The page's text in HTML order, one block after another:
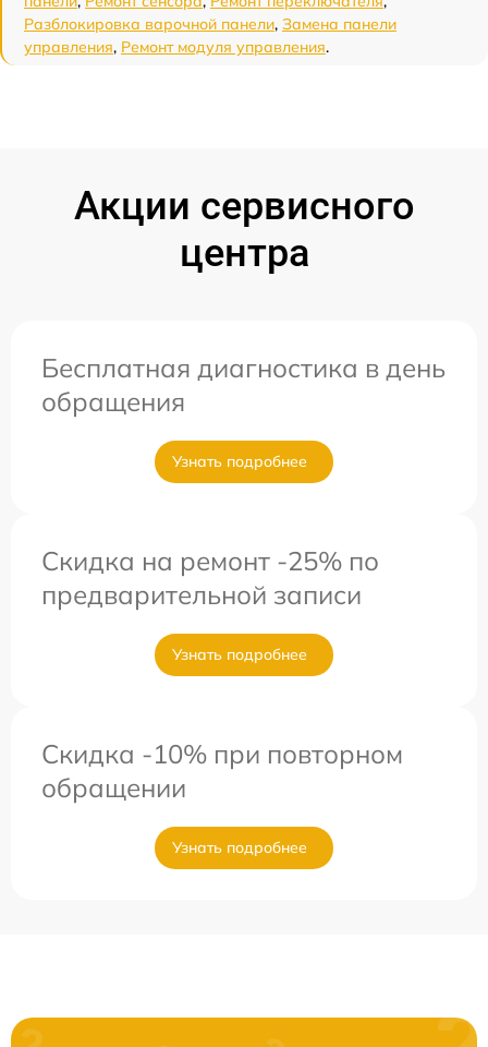
Разблокировка варочной панели, Замена панели
управления, Ремонт модуля управления.
Акции сервисного
центра
Бесплатная диагностика в день
обращения
Узнать подробнее
Скидка на ремонт -25% по
предварительной записи
Узнать подробнее
Скидка -10% при повторном
обращении
Узнать подробнее